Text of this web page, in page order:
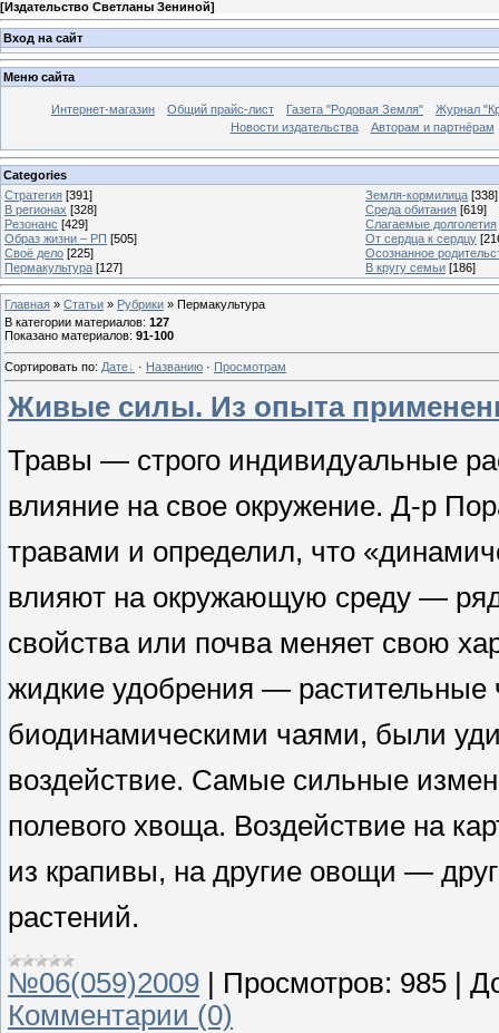
[Издательство Светланы Зениной]
Вход на сайт
Меню сайта
Интернет-магазин Общий прайс-лист Газета "Родовая Земля"
Журнал
Новости издательства
Авторам и партнёрам
Categories
Стратегия [391] Земля-кормилица [338]
В регионах [328] Среда обитания [619]
Резонанс [429]
Слагаемые долголетия
Образ жизни – РП [505] От сердца к сердцу
Своё дело [225]
Осознанное
Пермакультура [127] В кругу семьи [186]
Главная » Статьи » Рубрики » Пермакультура
В категории материалов: 127
Показано материалов: 91-100
Сортировать по: Дате · Названию · Просмотрам
Живые силы. Из опыта
Травы — строго индивидуальные
влияние на свое окружение. Д-р
травами и определил, что
влияют на окружающую среду —
свойства или почва меняет свою
жидкие удобрения —
биодинамическими чаями, были
воздействие. Самые сильные
полевого хвоща. Воздействие на
из крапивы, на другие овощи —
растений.
№06(059)2009 Просмотров: 985
Комментарии (0)